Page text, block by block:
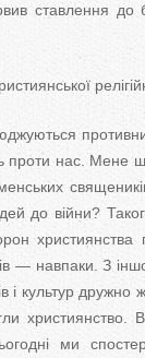
ставлення до
проти нас. Мене
до війни?
— навпаки. З
і культур
ми